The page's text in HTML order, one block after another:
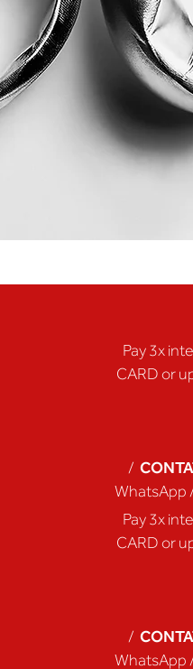
Pay 3x
CARD or
/
WhatsApp
Pay 3x
CARD or
/
WhatsApp